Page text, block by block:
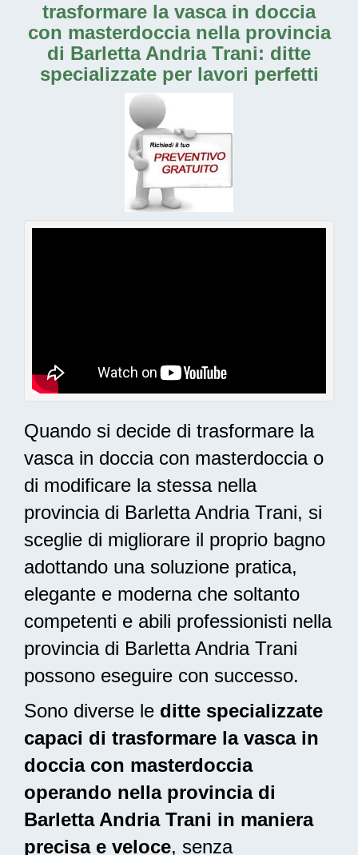
trasformare la vasca in doccia
con masterdoccia nella provincia
di Barletta Andria Trani: ditte
specializzate per lavori perfetti
Quando si decide di trasformare la
vasca in doccia con masterdoccia o
di modificare la stessa nella
provincia di Barletta Andria Trani, si
sceglie di migliorare il proprio bagno
adottando una soluzione pratica,
elegante e modernache soltanto
competenti e abili professionisti nella
provincia di Barletta Andria Trani
possono eseguire con successo.
Sono diverse le ditte specializzate
capaci di trasformare la vasca in
doccia con masterdoccia
operando nella provincia di
Barletta Andria Trani in maniera
precisa e veloce, senza